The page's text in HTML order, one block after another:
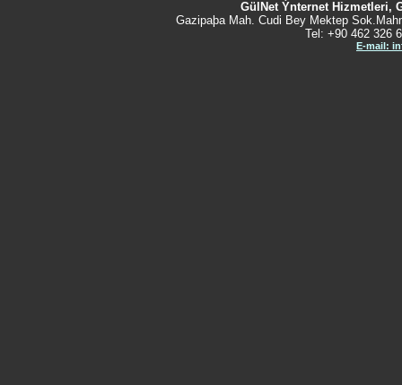
GülNet Ýnternet Hizmetleri,
Gazipaþa Mah. Cudi Bey Mektep
Tel: +90 462 326
E-mail: